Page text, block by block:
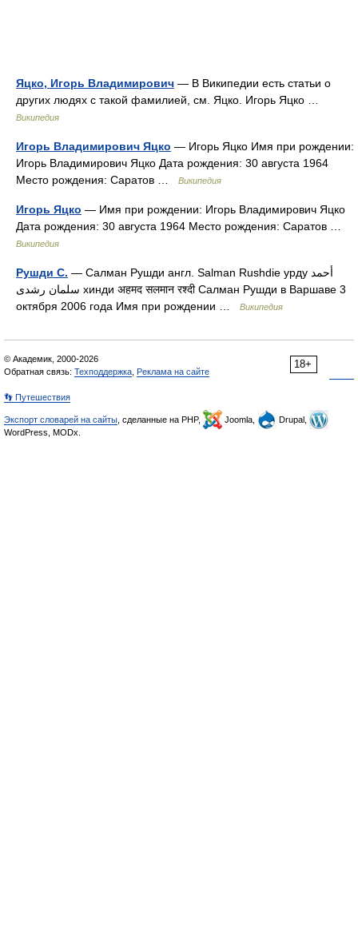
Яцко, Игорь Владимирович — В Википедии есть статьи о
других людях с такой фамилией, см. Яцко. Игорь Яцко …
Википедия
Игорь Владимирович Яцко — Игорь Яцко Имя при рождении:
Игорь Владимирович Яцко Дата рождения: 30 августа 1964
Место рождения: Саратов …
Википедия
Игорь Яцко — Имя при рождении: Игорь Владимирович Яцко
Дата рождения: 30 августа 1964 Место рождения: Саратов …
Википедия
Рушди С. — Салман Рушди англ. Salman Rushdie урду أحمد
سلمان رشدی хинди अहमद सलमान रश्‍दी Салман Рушди в Варшаве 3
октября 2006 года Имя при рождении …
Википедия
18+
© Академик, 2000-2026
Обратная связь: Техподдержка Реклама на сайте
👣 Путешествия
Экспорт словарей на сайты , сделанные на PHP, Joomla,
Drupal,
WordPress, MODx.